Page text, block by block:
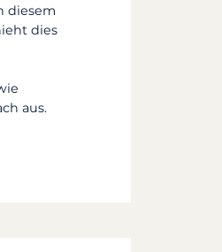
diesem
dies
aus.